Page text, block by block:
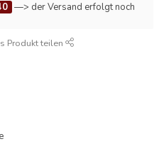
—> der Versand erfolgt noch
Produkt teilen